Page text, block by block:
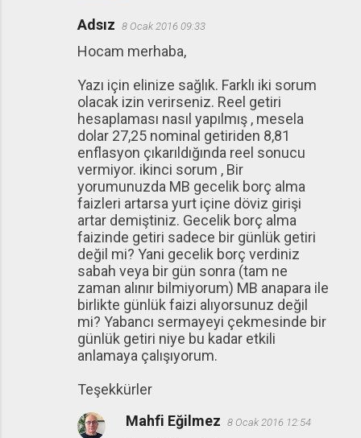
Adsız 8 Ocak 2016 09:33
Hocam merhaba,
Yazı için elinize sağlık. Farklı iki sorum
olacak izin verirseniz. Reel getiri
hesaplaması nasıl yapılmış , mesela
dolar 27,25 nominal getiriden 8,81
enflasyon çıkarıldığında reel sonucu
vermiyor. ikinci sorum , Bir
yorumunuzda MB gecelik borç alma
faizleri artarsa yurt içine döviz girişi
artar demiştiniz. Gecelik borç alma
faizinde getiri sadece bir günlük getiri
değil mi? Yani gecelik borç verdiniz
sabah veya bir gün sonra (tam ne
zaman alınır bilmiyorum) MB anapara ile
birlikte günlük faizi alıyorsunuz değil
mi? Yabancı sermayeyi çekmesinde bir
günlük getiri niye bu kadar etkili
anlamaya çalışıyorum.
Teşekkürler
Mahfi Eğilmez 8 Ocak 2016 12:54